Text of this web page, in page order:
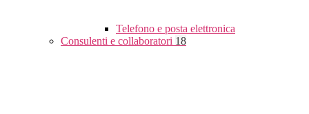
Telefono e posta elettronica
Consulenti e collaboratori 18